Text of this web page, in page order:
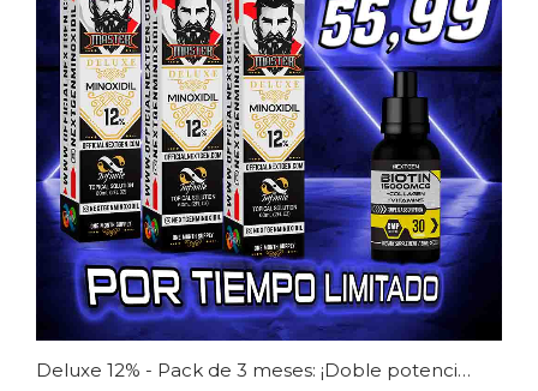
Deluxe 12% - Pack de 3 meses: ¡Doble potencia para cabello y barba!